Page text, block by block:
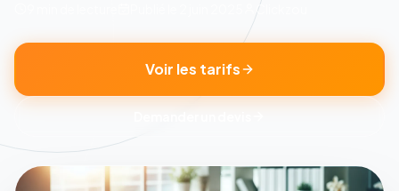
Clickzou
Voir les tarifs